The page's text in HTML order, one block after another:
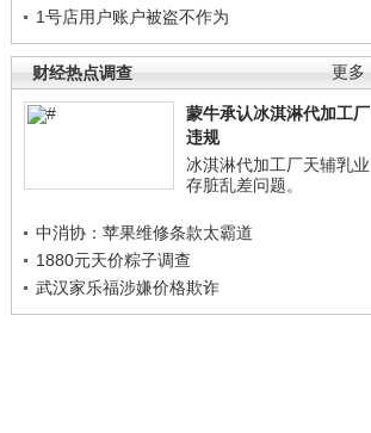
1号店用户账户被盗不作为
更多
财经热点调查
蒙牛承认冰淇淋代加工厂
违规
冰淇淋代加工厂天辅乳业
存脏乱差问题。
中消协：苹果维修条款太霸道
1880元天价粽子调查
武汉家乐福涉嫌价格欺诈